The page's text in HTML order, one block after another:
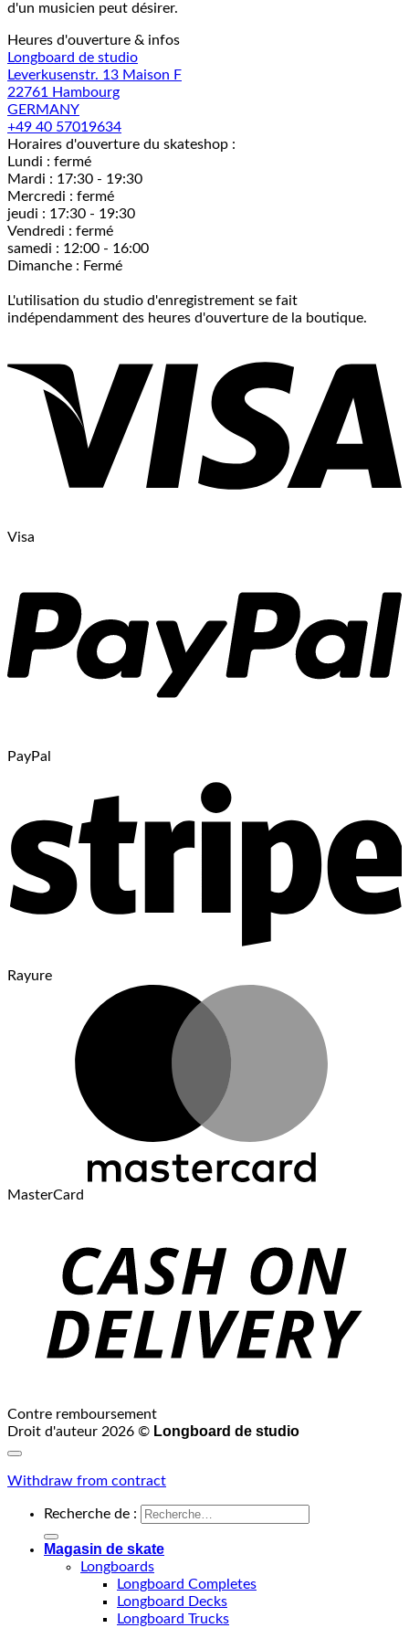
d'un musicien peut désirer.
Heures d'ouverture & infos
Longboard de studio
Leverkusenstr. 13 Maison F
22761 Hambourg
GERMANY
+49 40 57019634
Horaires d'ouverture du skateshop :
Lundi : fermé
Mardi : 17:30 - 19:30
Mercredi : fermé
jeudi : 17:30 - 19:30
Vendredi : fermé
samedi : 12:00 - 16:00
Dimanche : Fermé
L'utilisation du studio d'enregistrement se fait
indépendamment des heures d'ouverture de la boutique.
Visa
PayPal
Rayure
MasterCard
Contre remboursement
Droit d'auteur 2026 © Longboard de studio
Withdraw from contract
Recherche de :
Magasin de skate
Longboards
Longboard Completes
Longboard Decks
Longboard Trucks